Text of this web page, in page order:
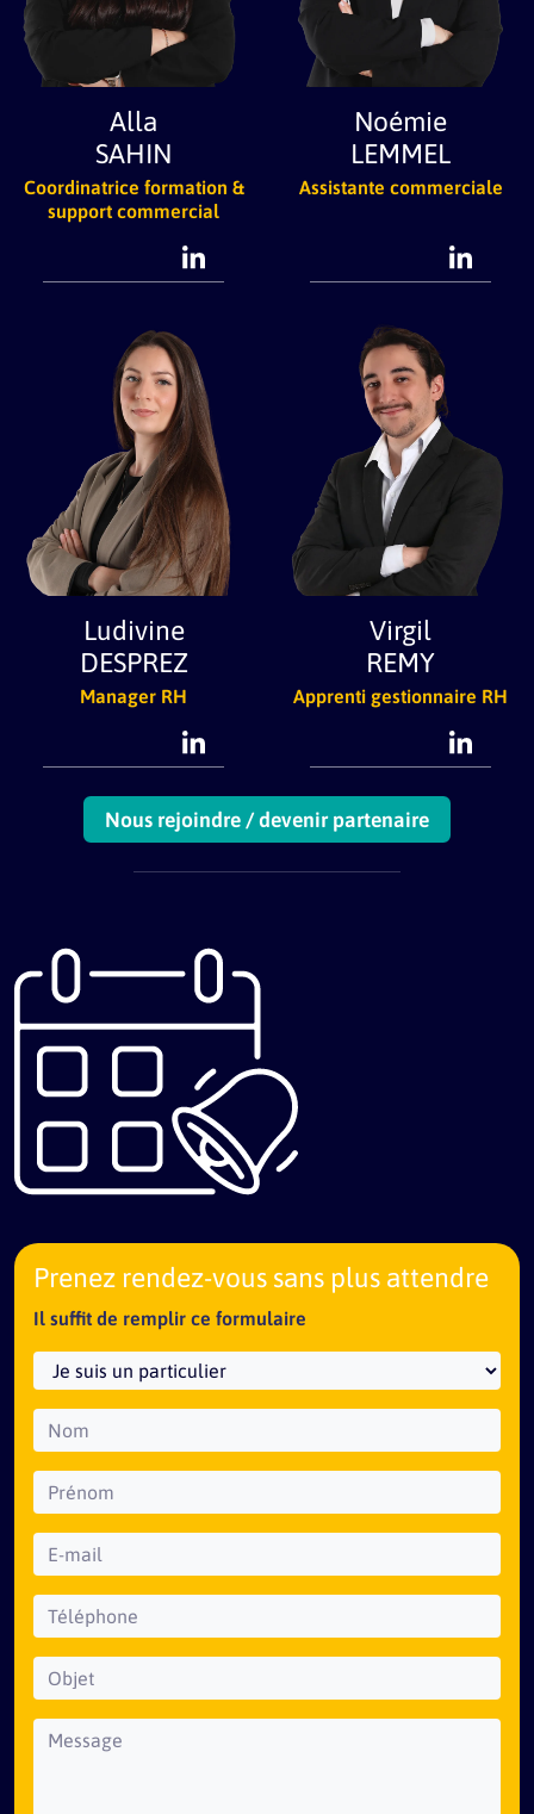
Alla
SAHIN
Coordinatrice formation &
support commercial
Noémie
LEMMEL
Assistante commerciale
Ludivine
DESPREZ
Manager RH
Virgil
REMY
Apprenti gestionnaire RH
Nous rejoindre / devenir partenaire
Prenez rendez-vous sans plus attendre
Il suffit de remplir ce formulaire